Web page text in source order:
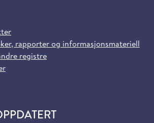
rapporter og informasjonsmateriell
registre